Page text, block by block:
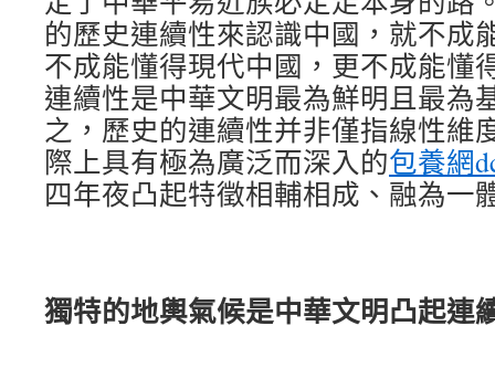
的歷史連續性來認識中國，就不成
不成能懂得現代中國，更不成能懂
連續性是中華文明最為鮮明且最為
之，歷史的連續性并非僅指線性維
際上具有極為廣泛而深入的包養網
四年夜凸起特徵相輔相成、融為一
獨特的地輿氣候是中華文明凸起連